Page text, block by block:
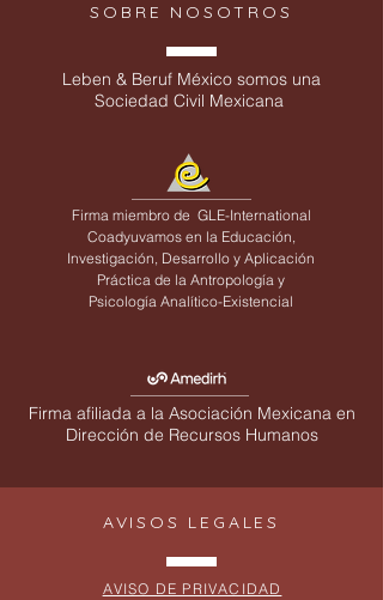
SOBRE NOSOTROS
Leben & Beruf México somos una
Sociedad Civil Mexicana
Firma miembro de GLE-International
Coadyuvamos en la Educación,
Investigación, Desarrollo y Aplicación
Práctica de la Antropología y
Psicología Analítico-Existencial
Firma afiliada a la Asociación Mexicana en
Dirección de Recursos Humanos
AVISOS LEGALES
AVISO DE PRIVACIDAD